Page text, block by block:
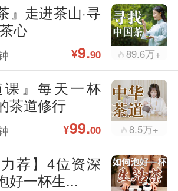
』走进茶山·寻
心
¥9.90 89.6万+
课』每天一杯
茶道修行
¥99.00 8.5万+
力荐】4位资深
好一杯生...